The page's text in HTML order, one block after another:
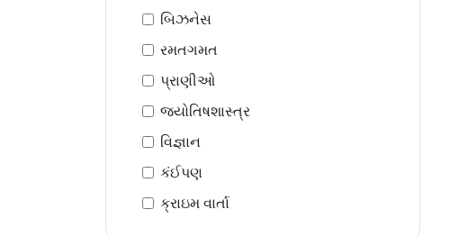
બિઝનેસ
રમતગમત
પ્રાણીઓ
જ્યોતિષશાસ્ત્ર
વિજ્ઞાન
કંઈપણ
ક્રાઇમ વાર્તા